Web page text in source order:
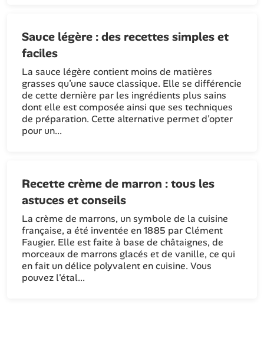
Sauce légère : des recettes simples et
faciles
La sauce légère contient moins de matières
grasses qu’une sauce classique. Elle se différencie
de cette dernière par les ingrédients plus sains
dont elle est composée ainsi que ses techniques
de préparation. Cette alternative permet d’opter
pour un...
Recette crème de marron : tous les
astuces et conseils
La crème de marrons, un symbole de la cuisine
française, a été inventée en 1885 par Clément
Faugier. Elle est faite à base de châtaignes, de
morceaux de marrons glacés et de vanille, ce qui
en fait un délice polyvalent en cuisine. Vous
pouvez l'étal...